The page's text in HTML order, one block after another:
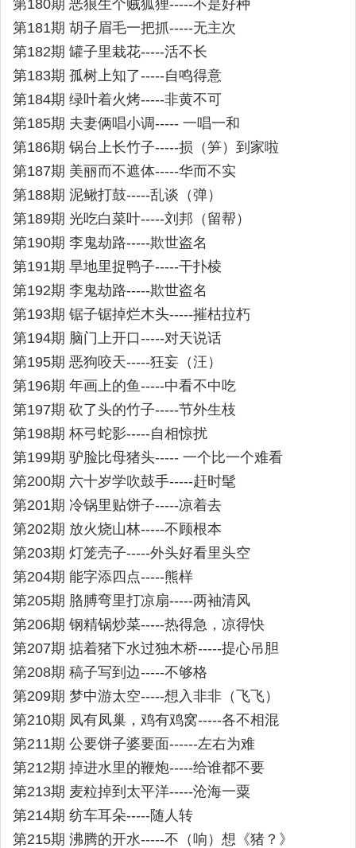
第180期 恶狼生个贼狐狸-----不是好种
第181期 胡子眉毛一把抓-----无主次
第182期 罐子里栽花-----活不长
第183期 孤树上知了-----自鸣得意
第184期 绿叶着火烤-----非黄不可
第185期 夫妻俩唱小调----- 一唱一和
第186期 锅台上长竹子-----损（笋）到家啦
第187期 美丽而不遮体-----华而不实
第188期 泥鳅打鼓-----乱谈（弹）
第189期 光吃白菜叶-----刘邦（留帮）
第190期 李鬼劫路-----欺世盗名
第191期 旱地里捉鸭子-----干扑棱
第192期 李鬼劫路-----欺世盗名
第193期 锯子锯掉烂木头-----摧枯拉朽
第194期 脑门上开口-----对天说话
第195期 恶狗咬天-----狂妄（汪）
第196期 年画上的鱼-----中看不中吃
第197期 砍了头的竹子-----节外生枝
第198期 杯弓蛇影-----自相惊扰
第199期 驴脸比母猪头----- 一个比一个难看
第200期 六十岁学吹鼓手-----赶时髦
第201期 冷锅里贴饼子-----凉着去
第202期 放火烧山林-----不顾根本
第203期 灯笼壳子-----外头好看里头空
第204期 能字添四点-----熊样
第205期 胳膊弯里打凉扇-----两袖清风
第206期 钢精锅炒菜-----热得急，凉得快
第207期 掂着猪下水过独木桥-----提心吊胆
第208期 稿子写到边-----不够格
第209期 梦中游太空-----想入非非（飞飞）
第210期 凤有凤巢，鸡有鸡窝-----各不相混
第211期 公要饼子婆要面------左右为难
第212期 掉进水里的鞭炮-----给谁都不要
第213期 麦粒掉到太平洋-----沧海一粟
第214期 纺车耳朵-----随人转
第215期 沸腾的开水-----不（响）想《猪？》